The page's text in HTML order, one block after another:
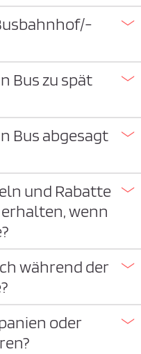
Bus zu spät
Bus abgesagt
und Rabatte
wenn
während der
oder